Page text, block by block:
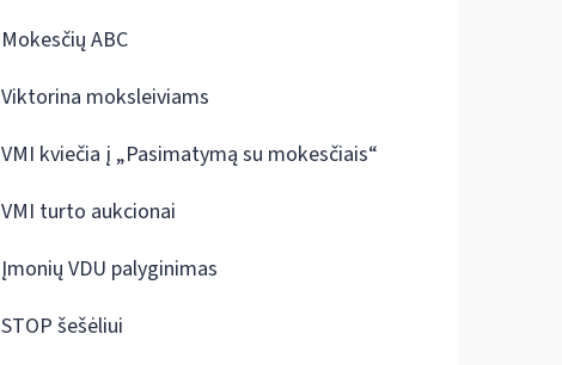
Mokesčių ABC
Viktorina moksleiviams
VMI kviečia į „Pasimatymą su mokesčiais“
VMI turto aukcionai
Įmonių VDU palyginimas
STOP šešėliui